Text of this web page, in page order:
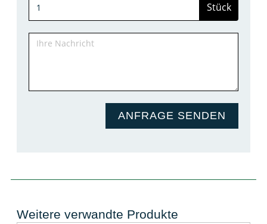
Stück
ANFRAGE SENDEN
Weitere verwandte Produkte